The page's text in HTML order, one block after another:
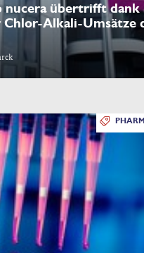
nucera übertrifft dank
Chlor-Alkali-Umsätze